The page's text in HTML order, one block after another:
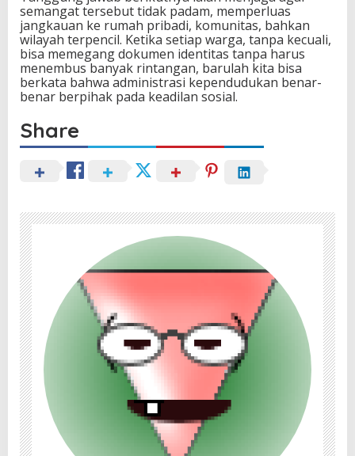
semangat tersebut tidak padam, memperluas
jangkauan ke rumah pribadi, komunitas, bahkan
wilayah terpencil. Ketika setiap warga, tanpa kecuali,
bisa memegang dokumen identitas tanpa harus
menembus banyak rintangan, barulah kita bisa
berkata bahwa administrasi kependudukan benar-
benar berpihak pada keadilan sosial.
Share